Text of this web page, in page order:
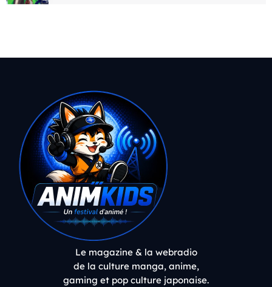
Le magazine & la webradio
de la culture manga, anime,
gaming et pop culture japonaise.